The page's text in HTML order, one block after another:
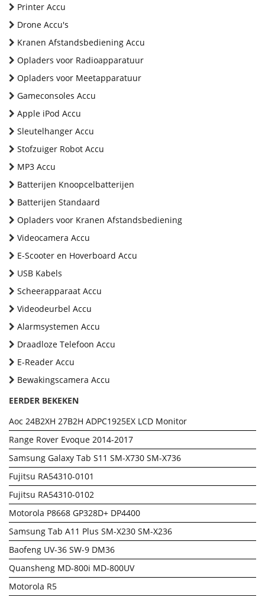
Printer Accu
Drone Accu's
Kranen Afstandsbediening Accu
Opladers voor Radioapparatuur
Opladers voor Meetapparatuur
Gameconsoles Accu
Apple iPod Accu
Sleutelhanger Accu
Stofzuiger Robot Accu
MP3 Accu
Batterijen Knoopcelbatterijen
Batterijen Standaard
Opladers voor Kranen Afstandsbediening
Videocamera Accu
E-Scooter en Hoverboard Accu
USB Kabels
Scheerapparaat Accu
Videodeurbel Accu
Alarmsystemen Accu
Draadloze Telefoon Accu
E-Reader Accu
Bewakingscamera Accu
EERDER BEKEKEN
Aoc 24B2XH 27B2H ADPC1925EX LCD Monitor
Range Rover Evoque 2014-2017
Samsung Galaxy Tab S11 SM-X730 SM-X736
Fujitsu RA54310-0101
Fujitsu RA54310-0102
Motorola P8668 GP328D+ DP4400
Samsung Tab A11 Plus SM-X230 SM-X236
Baofeng UV-36 SW-9 DM36
Quansheng MD-800i MD-800UV
Motorola R5